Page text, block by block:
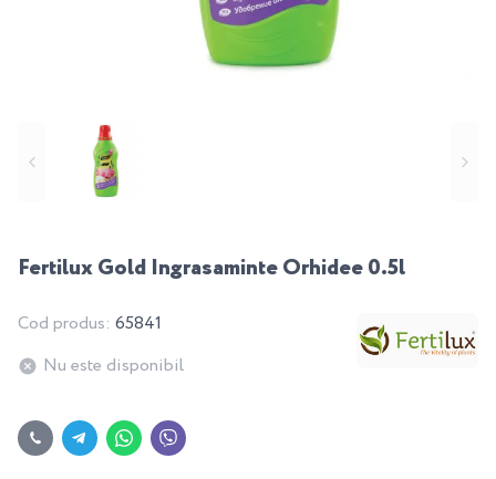
Fertilux Gold Ingrasaminte Orhidee 0.5l
Cod produs: 65841
Nu este disponibil